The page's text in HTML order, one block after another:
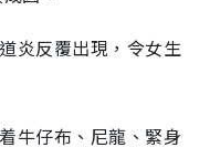
炎反覆出現，令女生
牛仔布、尼龍、緊身